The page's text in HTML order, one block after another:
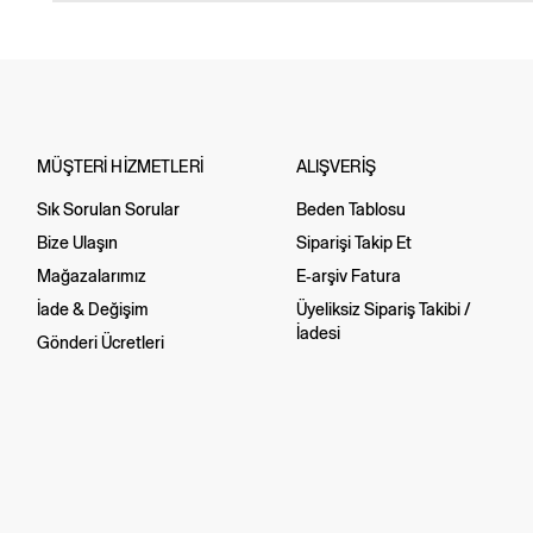
MÜŞTERİ HİZMETLERİ
Sık Sorulan Sorular
Bize Ulaşın
Mağazalarımız
İade & Değişim
Gönderi Ücretleri
ALIŞVERİŞ
Beden Tablosu
Siparişi Takip Et
E-arşiv Fatura
Üyeliksiz Sipariş Takibi /
İadesi